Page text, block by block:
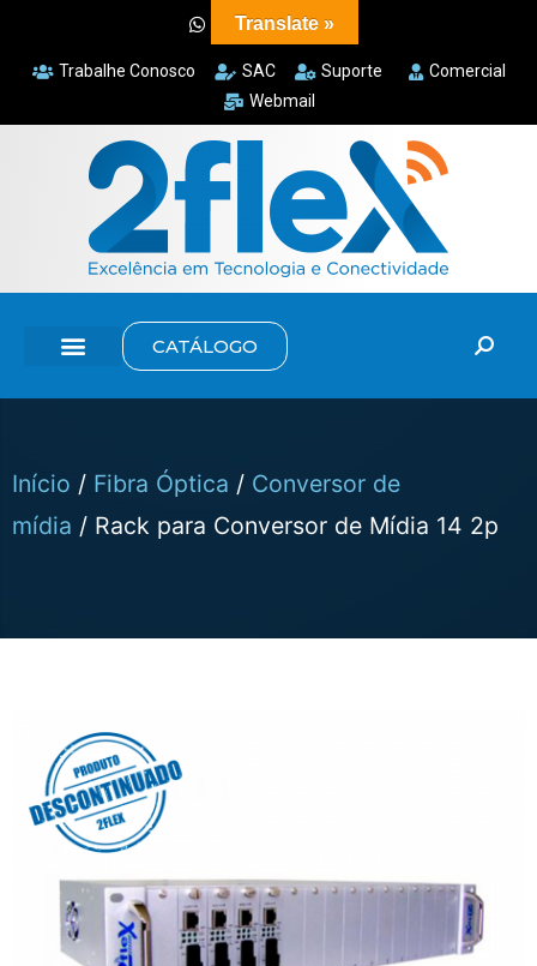
Trabalhe Conosco SAC Suporte
Comercial
Webmail
CATÁLOGO
Início / Fibra Óptica / Conversor de
mídia / Rack para Conversor de Mídia 14 2p
Translate »